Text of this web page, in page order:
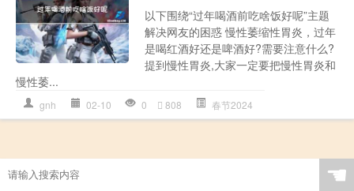
以下围绕“过年喝酒前吃啥饭好呢”主题
解决网友的困惑 慢性萎缩性胃炎，过年
是喝红酒好还是啤酒好?需要注意什么?
提到慢性胃炎,大家一定要把慢性胃炎和
慢性萎...
gnh 02-10 0 808 春节2024
☚